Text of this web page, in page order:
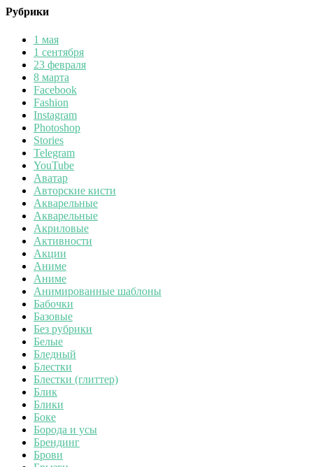
Рубрики
1 мая
1 сентября
23 февраля
8 марта
Facebook
Fashion
Instagram
Photoshop
Stories
Telegram
YouTube
Аватар
Авторские кисти
Акварельные
Акварельные
Акриловые
Активности
Акции
Аниме
Аниме
Анимированные шаблоны
Бабочки
Базовые
Без рубрики
Белые
Бледный
Блестки
Блестки (глиттер)
Блик
Блики
Боке
Борода и усы
Брендинг
Брови